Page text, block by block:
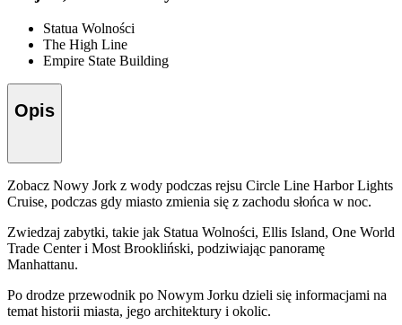
Statua Wolności
The High Line
Empire State Building
Opis
Zobacz Nowy Jork z wody podczas rejsu Circle Line Harbor Lights
Cruise, podczas gdy miasto zmienia się z zachodu słońca w noc.
Zwiedzaj zabytki, takie jak Statua Wolności, Ellis Island, One World
Trade Center i Most Brookliński, podziwiając panoramę
Manhattanu.
Po drodze przewodnik po Nowym Jorku dzieli się informacjami na
temat historii miasta, jego architektury i okolic.